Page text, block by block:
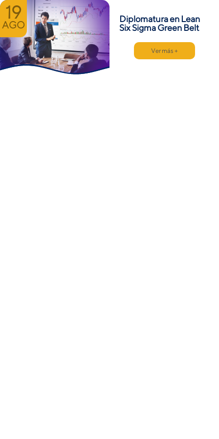
19
AGO
Diplomatura en Lean
Six Sigma Green Belt
Ver más +